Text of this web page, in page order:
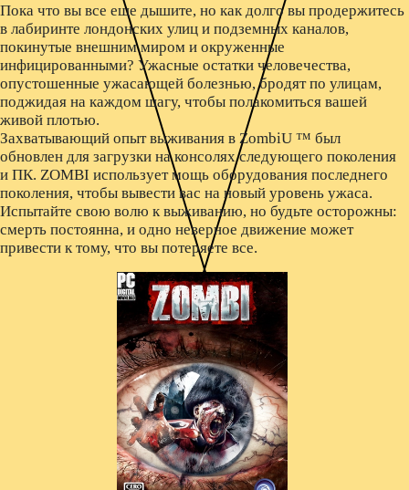
Пока что вы все еще дышите, но как долго вы продержитесь
в лабиринте лондонских улиц и подземных каналов,
покинутые внешним миром и окруженные
инфицированными? Ужасные остатки человечества,
опустошенные ужасающей болезнью, бродят по улицам,
поджидая на каждом шагу, чтобы полакомиться вашей
живой плотью.
Захватывающий опыт выживания в ZombiU ™ был
обновлен для загрузки на консолях следующего поколения
и ПК. ZOMBI использует мощь оборудования последнего
поколения, чтобы вывести вас на новый уровень ужаса.
Испытайте свою волю к выживанию, но будьте осторожны:
смерть постоянна, и одно неверное движение может
привести к тому, что вы потеряете все.